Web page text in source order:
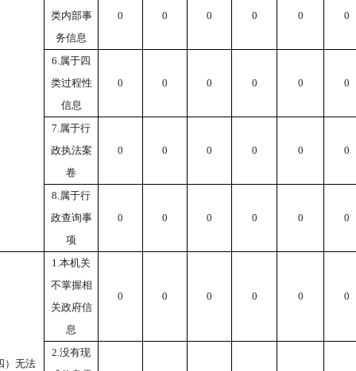
类内部事
务信息
0 0 0 0 0 0
6.属于四
类过程性
信息
0 0 0 0 0 0
7.属于行
政执法案
卷
0 0 0 0 0 0
8.属于行
政查询事
项
0 0 0 0 0 0
）无法
1.本机关
不掌握相
关政府信
息
0 0 0 0 0 0
2.没有现